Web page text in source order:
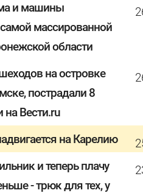
и машины
массированной
области
на островке
пострадали 8
на Вести.ru
на Карелию
и теперь плачу
- трюк для тех, у